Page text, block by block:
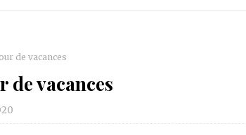
de vacances
de vacances